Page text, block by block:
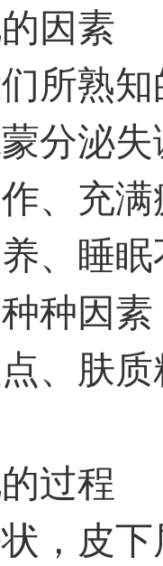
的因素
所熟
分泌
、充
、睡
种种因
、肤
的过程
，皮